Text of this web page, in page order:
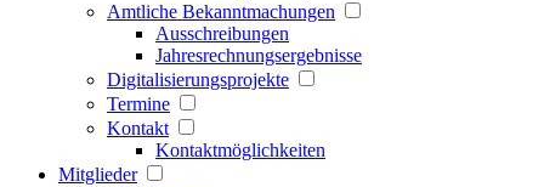
Amtliche Bekanntmachungen
Ausschreibungen
Jahresrechnungsergebnisse
Digitalisierungsprojekte
Termine
Kontakt
Kontaktmöglichkeiten
Mitglieder